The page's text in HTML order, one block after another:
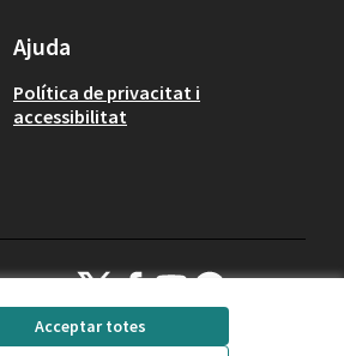
Acceptar totes
Ajuda
Política de privacitat i
accessibilitat
Decidim Calafell a X
(Enllaç extern)
Decidim Calafell a Facebook
(Enllaç extern)
Decidim Calafell a YouTube
(Enllaç extern)
Decidim Calafell a
(Enllaç extern)